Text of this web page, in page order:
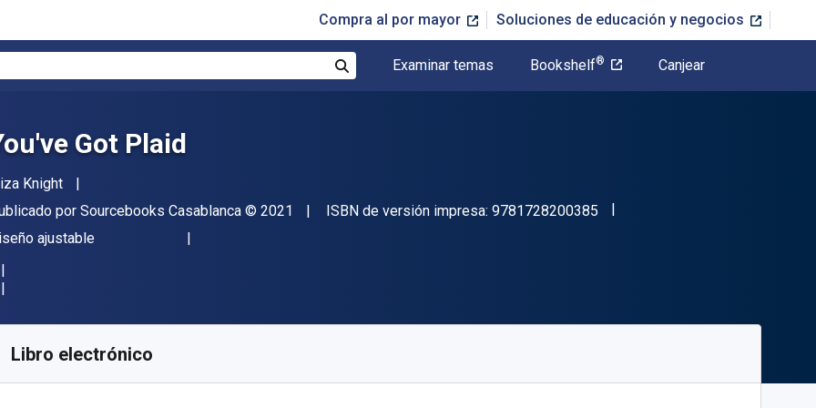
Compra al por mayor Soluciones de educación y negocios
Examinar temas Bookshelf® Canjear
Got Plaid
Knight
por Sourcebooks Casablanca Copyright
© 2021 ISBN de versión impresa: 9781728200385 "ISBN-13 9781728200385"
ajustable
de referencia:
Libro electrónico